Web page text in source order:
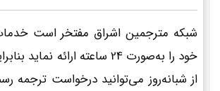
شبکه مترجمین اشراق مفتخر است
خود را به‌صورت 24 ساعته ارائه
از شبانه‌روز می‌توانید درخواست ترجمه